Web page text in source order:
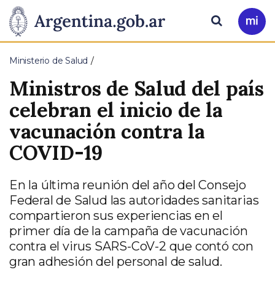
Presidencia
de
la
Nación
Pasar al contenido principal
Ir
a
Buscar
Ministerio de Salud
Ministros de Salud del país
celebran el inicio de la
vacunación contra la
COVID-19
En la última reunión del año del Consejo
Federal de Salud las autoridades sanitarias
compartieron sus experiencias en el
primer día de la campaña de vacunación
contra el virus SARS-CoV-2 que contó con
gran adhesión del personal de salud.